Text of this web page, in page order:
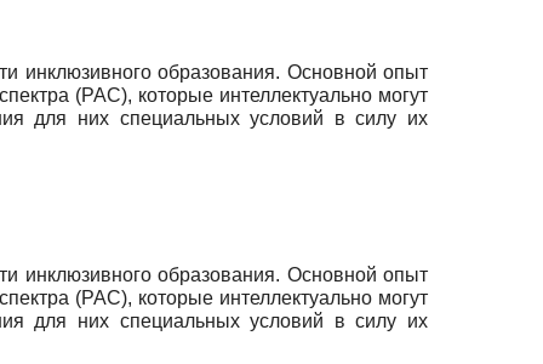
инклюзивного образования. Основной опыт
(РАС), которые интеллектуально могут
для них специальных условий в силу их
инклюзивного образования. Основной опыт
(РАС), которые интеллектуально могут
для них специальных условий в силу их